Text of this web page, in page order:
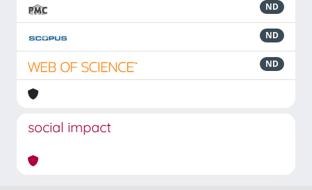
ND
ND
ND
social impact